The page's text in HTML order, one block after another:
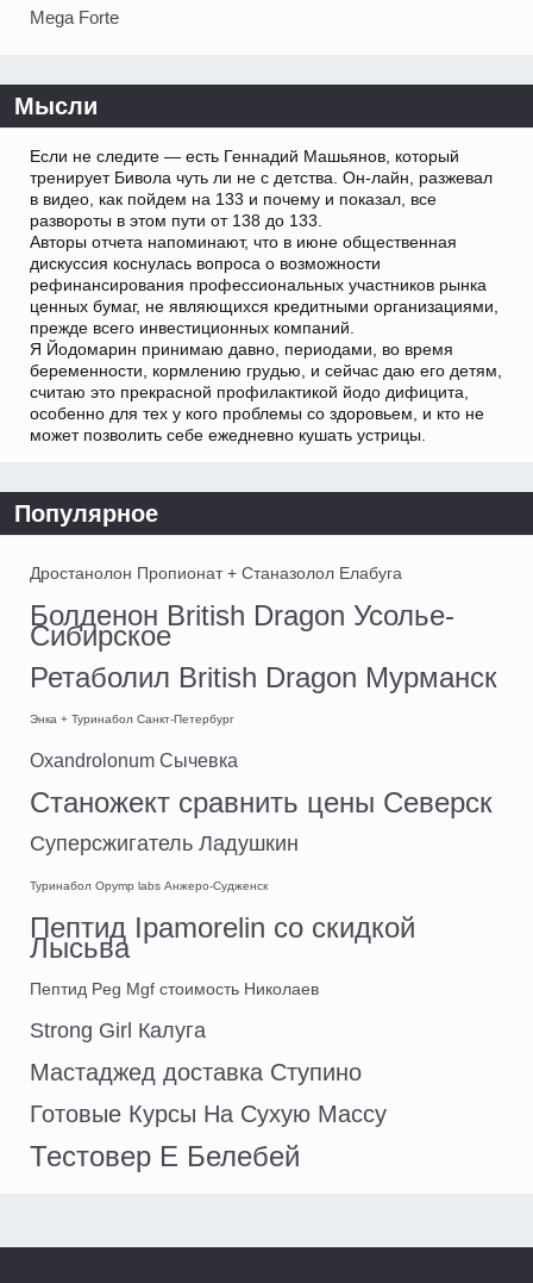
Mega Forte
Мысли
Если не следите — есть Геннадий Машьянов, который
тренирует Бивола чуть ли не с детства. Он-лайн, разжевал
в видео, как пойдем на 133 и почему и показал, все
развороты в этом пути от 138 до 133.
Авторы отчета напоминают, что в июне общественная
дискуссия коснулась вопроса о возможности
рефинансирования профессиональных участников рынка
ценных бумаг, не являющихся кредитными организациями,
прежде всего инвестиционных компаний.
Я Йодомарин принимаю давно, периодами, во время
беременности, кормлению грудью, и сейчас даю его детям,
считаю это прекрасной профилактикой йодо дифицита,
особенно для тех у кого проблемы со здоровьем, и кто не
может позволить себе ежедневно кушать устрицы.
Популярное
Дростанолон Пропионат + Станазолол Елабуга
Болденон British Dragon Усолье-
Сибирское
Ретаболил British Dragon Мурманск
Энка + Туринабол Санкт-Петербург
Oxandrolonum Сычевка
Станожект сравнить цены Северск
Суперсжигатель Ладушкин
Туринабол Opymp labs Анжеро-Судженск
Пептид Ipamorelin со скидкой
Лысьва
Пептид Peg Mgf стоимость Николаев
Strong Girl Калуга
Мастаджед доставка Ступино
Готовые Курсы На Сухую Массу
Тестовер Е Белебей